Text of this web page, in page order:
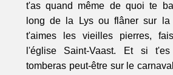
t'as quand même de quoi te
long de la Lys ou flâner sur la
t'aimes les vieilles pierres,
l'église Saint-Vaast. Et si
tomberas peut-être sur le